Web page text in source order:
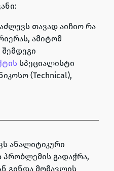
თავად აიჩიო რა
ამიტომ
სპეციალისტი
(Technical),
ანალიტიკური
პრობლემის გადაჭრა,
გინდა მომავლის